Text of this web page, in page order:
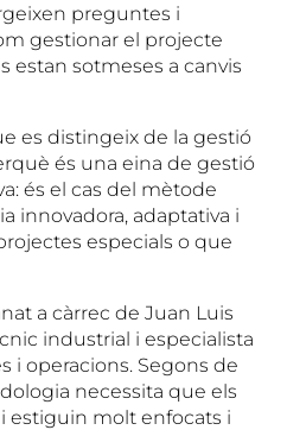
preguntes i
gestionar el projecte
estan sotmeses a canvis
es distingeix de la gestió
és una eina de gestió
és el cas del mètode
innovadora, adaptativa i
especials o que
a càrrec de Juan Luis
industrial i especialista
i operacions. Segons de
necessita que els
estiguin molt enfocats i